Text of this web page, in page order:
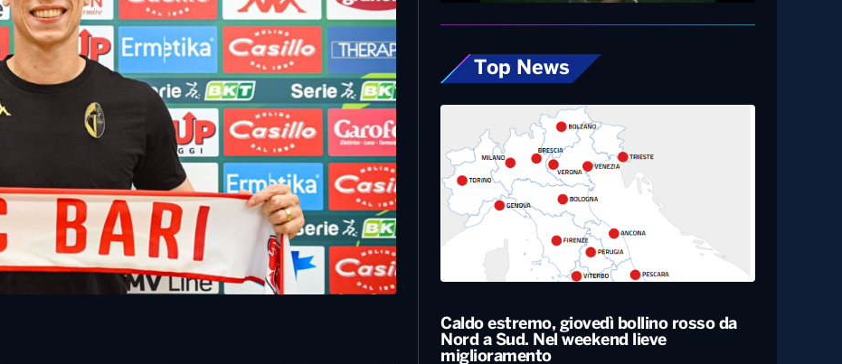
Top News
Caldo estremo, giovedì bollino rosso da
Nord a Sud. Nel weekend lieve
miglioramento